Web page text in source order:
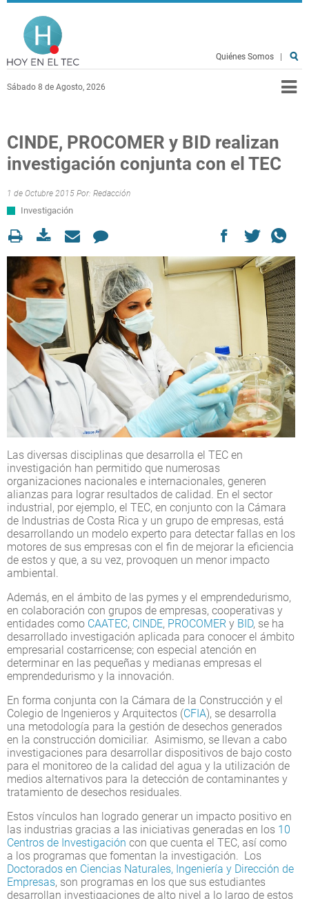
Pasar al contenido principal
Sábado 8 de Agosto, 2026
Quiénes Somos
CINDE, PROCOMER y BID realizan
investigación conjunta con el TEC
1 de Octubre 2015 Por: Redacción
Investigación
Las diversas disciplinas que desarrolla el TEC en
investigación han permitido que numerosas
organizaciones nacionales e internacionales, generen
alianzas para lograr resultados de calidad. En el sector
industrial, por ejemplo, el TEC, en conjunto con la Cámara
de Industrias de Costa Rica y un grupo de empresas, está
desarrollando un modelo experto para detectar fallas en los
motores de sus empresas con el fin de mejorar la eficiencia
de estos y que, a su vez, provoquen un menor impacto
ambiental.
Además, en el ámbito de las pymes y el emprendedurismo,
en colaboración con grupos de empresas, cooperativas y
entidades como CAATEC, CINDE, PROCOMER y BID, se ha
desarrollado investigación aplicada para conocer el ámbito
empresarial costarricense; con especial atención en
determinar en las pequeñas y medianas empresas el
emprendedurismo y la innovación.
En forma conjunta con la Cámara de la Construcción y el
Colegio de Ingenieros y Arquitectos (CFIA), se desarrolla
una metodología para la gestión de desechos generados
en la construcción domiciliar. Asimismo, se llevan a cabo
investigaciones para desarrollar dispositivos de bajo costo
para el monitoreo de la calidad del agua y la utilización de
medios alternativos para la detección de contaminantes y
tratamiento de desechos residuales.
Estos vínculos han logrado generar un impacto positivo en
las industrias gracias a las iniciativas generadas en los 10
Centros de Investigación con que cuenta el TEC, así como
a los programas que fomentan la investigación. Los
Doctorados en Ciencias Naturales, Ingeniería y Dirección de
Empresas, son programas en los que sus estudiantes
desarrollan investigaciones de alto nivel a lo largo de estos